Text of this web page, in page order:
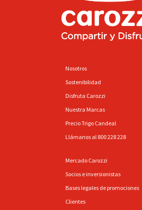
Nosotros
Sostenibilidad
Disfruta Carozzi
Nuestra Marcas
Precio Trigo Candeal
Llámanos al 800 228 228
Mercado Carozzi
Socios e inversionistas
Bases legales de promociones
Clientes